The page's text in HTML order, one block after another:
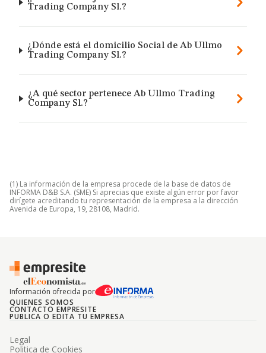
Trading Company Sl.?
¿Dónde está el domicilio Social de Ab Ullmo
Trading Company Sl.?
¿A qué sector pertenece Ab Ullmo Trading
Company Sl.?
(1) La información de la empresa procede de la base de datos de
INFORMA D&B S.A. (SME) Si aprecias que existe algún error por favor
dirígete acreditando tu representación de la empresa a la dirección
Avenida de Europa, 19, 28108, Madrid.
Información ofrecida por
QUIENES SOMOS
CONTACTO EMPRESITE
PUBLICA O EDITA TU EMPRESA
Legal
Politica de Cookies